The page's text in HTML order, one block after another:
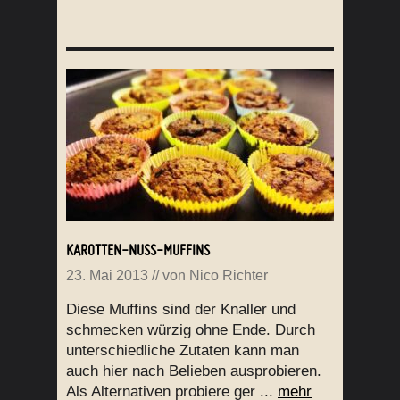
KAROTTEN-NUSS-MUFFINS
23. Mai 2013 // von Nico Richter
Diese Muffins sind der Knaller und
schmecken würzig ohne Ende. Durch
unterschiedliche Zutaten kann man
auch hier nach Belieben ausprobieren.
Als Alternativen probiere ger ... mehr